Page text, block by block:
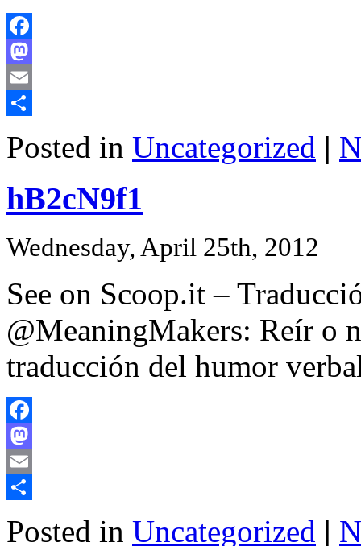
Facebook
Mastodon
Email
Posted in Uncategorized |
hB2cN9f1
Wednesday, April 25th, 2012
See on Scoop.it –
@MeaningMakers: Reír o
traducción del humor
Facebook
Mastodon
Email
Posted in Uncategorized |